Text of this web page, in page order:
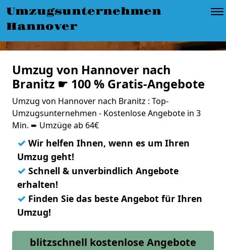
Umzugsunternehmen
Hannover
Umzug von Hannover nach
Branitz ☛ 100 % Gratis-Angebote
Umzug von Hannover nach Branitz : Top-
Umzugsunternehmen - Kostenlose Angebote in 3
Min. ➨ Umzüge ab 64€
✓ Wir helfen Ihnen, wenn es um Ihren
Umzug geht!
✓ Schnell & unverbindlich Angebote
erhalten!
✓ Finden Sie das beste Angebot für Ihren
Umzug!
blitzschnell kostenlose Angebote